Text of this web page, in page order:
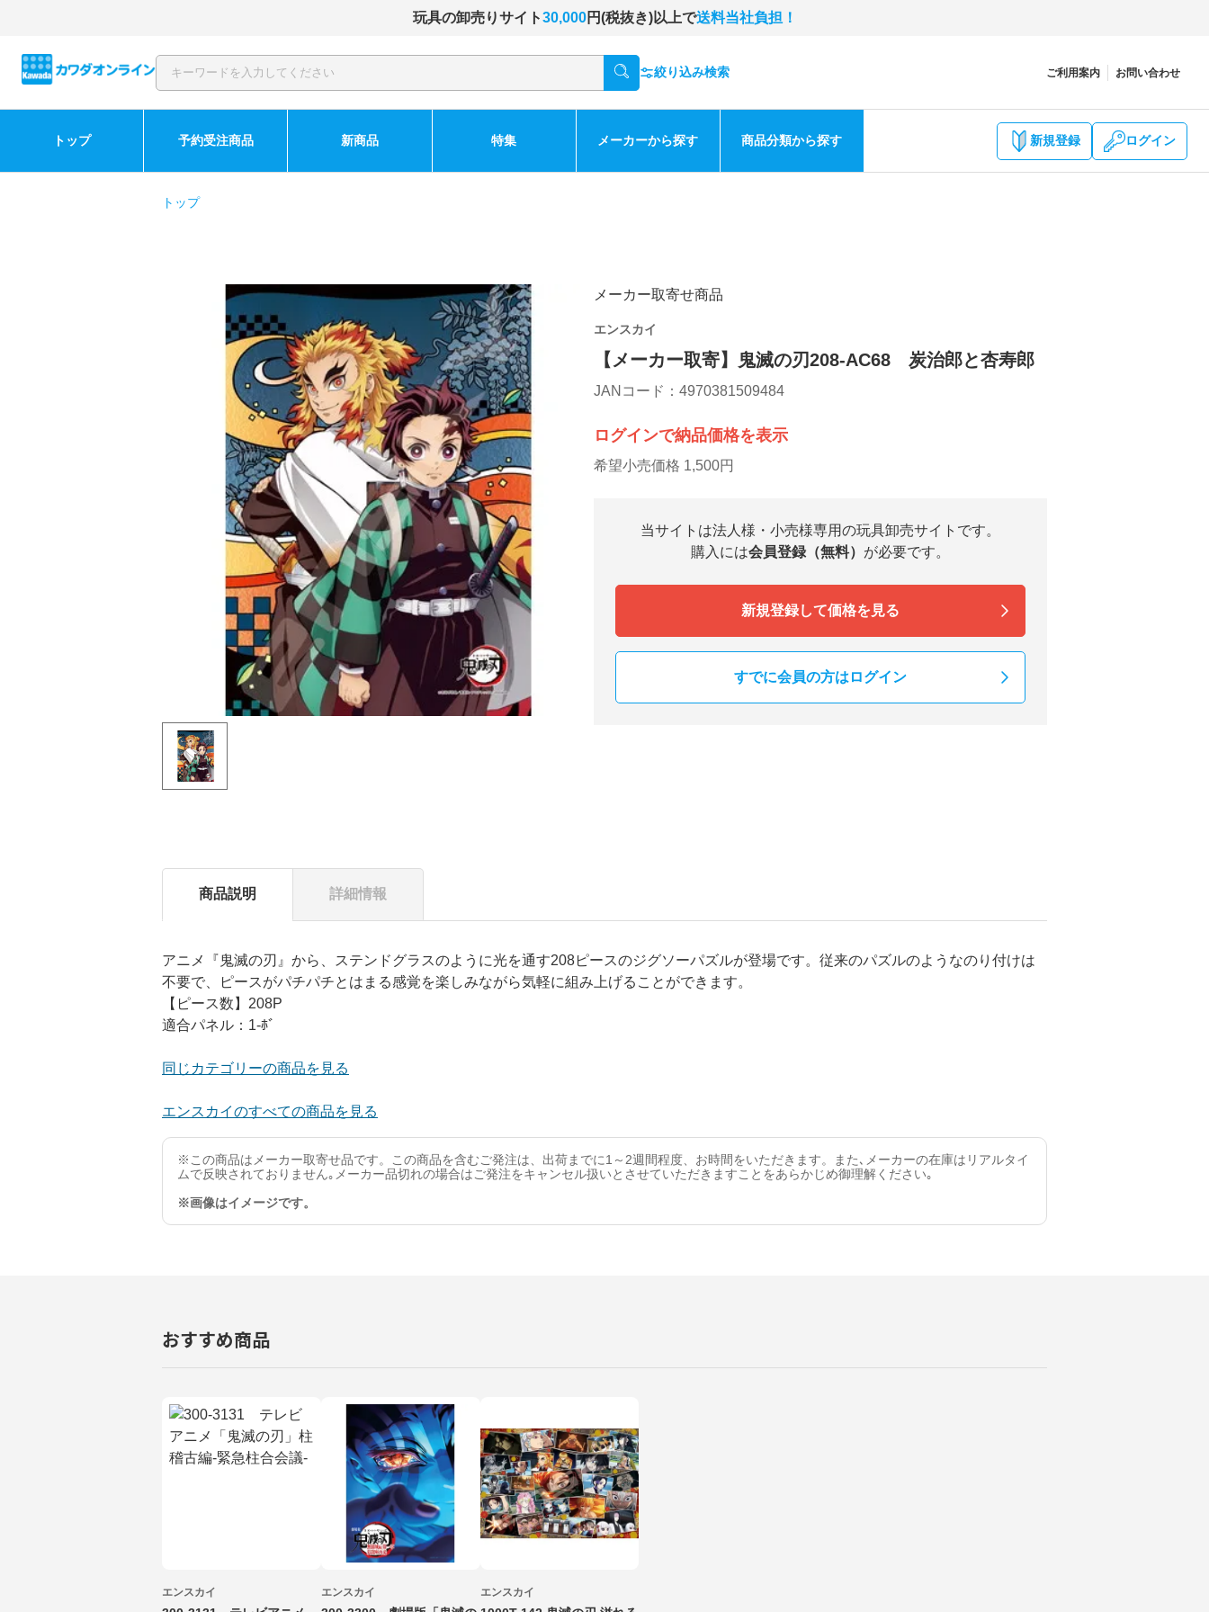
玩具の卸売りサイト30,000円(税抜き)以上で送料当社負担！
絞り込み検索 ご利用案内 お問い合わせ
トップ 予約受注商品 新商品 特集 メーカーから探す 商品分類から探す 新規登録 ログイン
トップ
メーカー取寄せ商品
エンスカイ
【メーカー取寄】鬼滅の刃208-AC68 炭治郎と杏寿郎
JANコード：4970381509484
ログインで納品価格を表示
希望小売価格 1,500円
当サイトは法人様・小売様専用の玩具卸売サイトです。
購入には会員登録（無料） が必要です。
新規登録して価格を見る
すでに会員の方はログイン
商品説明 詳細情報
アニメ『鬼滅の刃』から、ステンドグラスのように光を通す208ピースのジグソーパズルが登場です。従来のパズルのようなのり付けは
不要で、ピースがパチパチとはまる感覚を楽しみながら気軽に組み上げることができます。
【ピース数】208P
適合パネル：1-ﾎﾞ
同じカテゴリーの商品を見る
エンスカイのすべての商品を見る
※この商品はメーカー取寄せ品です。この商品を含むご発注は、出荷までに1～2週間程度、お時間をいただきます。また､メーカーの在庫はリアルタイ
ムで反映されておりません｡メーカー品切れの場合はご発注をキャンセル扱いとさせていただきますことをあらかじめ御理解ください｡
※画像はイメージです。
おすすめ商品
エンスカイ エンスカイ エンスカイ